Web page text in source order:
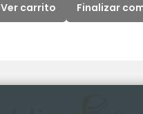
Ver carrito Finalizar